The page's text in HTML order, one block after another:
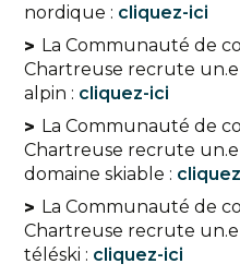
nordique : cliquez-ici
La Communauté de
Chartreuse recrute
alpin : cliquez-ici
La Communauté de
Chartreuse recrute un.e
domaine skiable :
La Communauté de
Chartreuse recrute
téléski : cliquez-ici